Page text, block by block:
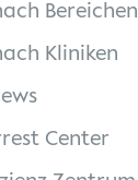
Bereichen
Kliniken
Center